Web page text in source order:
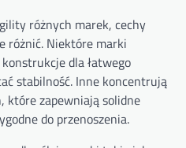
różnych marek, cechy
różnić. Niektóre marki
dla łatwego
stabilność. Inne koncentrują
które zapewniają solidne
do przenoszenia.